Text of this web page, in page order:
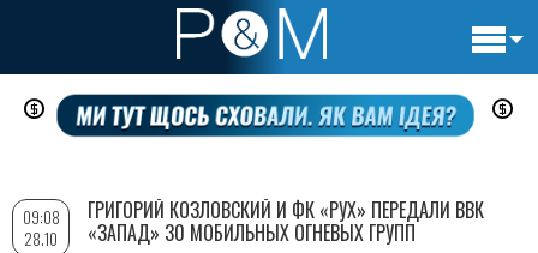
Перейти
содержанию
09:08
28.10
ГРИГОРИЙ КОЗЛОВСКИЙ И ФК «РУХ» ПЕРЕДАЛИ ВВК
«ЗАПАД» 30 МОБИЛЬНЫХ ОГНЕВЫХ ГРУПП